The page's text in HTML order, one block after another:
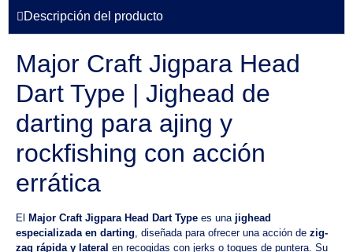
Descripción del producto
Major Craft Jigpara Head
Dart Type | Jighead de
darting para ajing y
rockfishing con acción
errática
El Major Craft Jigpara Head Dart Type es una jighead
especializada en darting, diseñada para ofrecer una acción de zig-
zag rápida y lateral en recogidas con jerks o toques de puntera. Su